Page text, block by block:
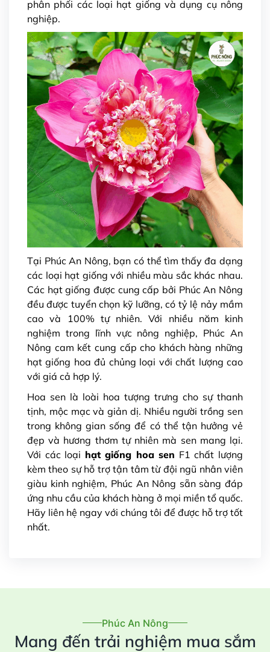
phân phối các loại hạt giống và dụng cụ nông
nghiệp.
Tại Phúc An Nông, bạn có thể tìm thấy đa dạng
các loại hạt giống với nhiều màu sắc khác nhau.
Các hạt giống được cung cấp bởi Phúc An Nông
đều được tuyển chọn kỹ lưỡng, có tỷ lệ nảy mầm
cao và 100% tự nhiên. Với nhiều năm kinh
nghiệm trong lĩnh vực nông nghiệp, Phúc An
Nông cam kết cung cấp cho khách hàng những
hạt giống hoa đủ chủng loại với chất lượng cao
với giá cả hợp lý.
Hoa sen là loài hoa tượng trưng cho sự thanh
tịnh, mộc mạc và giản dị. Nhiều người trồng sen
trong không gian sống để có thể tận hưởng vẻ
đẹp và hương thơm tự nhiên mà sen mang lại.
Với các loại hạt giống hoa sen F1 chất lượng
kèm theo sự hỗ trợ tận tâm từ đội ngũ nhân viên
giàu kinh nghiệm, Phúc An Nông sẵn sàng đáp
ứng nhu cầu của khách hàng ở mọi miền tổ quốc.
Hãy liên hệ ngay với chúng tôi để được hỗ trợ tốt
nhất.
Phúc An Nông
Mang đến trải nghiệm mua sắm